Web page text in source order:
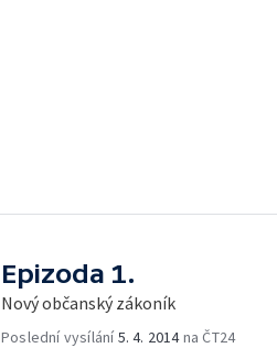
Epizoda 1.
Nový občanský zákoník
Poslední vysílání5. 4. 2014na ČT24